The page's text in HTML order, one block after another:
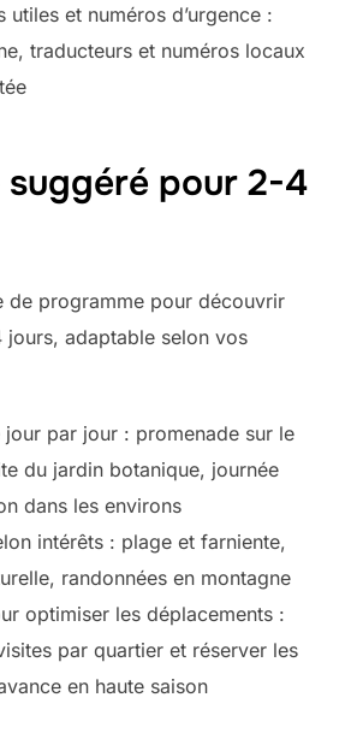
utiles et numéros d’urgence :
traducteurs et numéros locaux
suggéré pour 2-4
de programme pour découvrir
jours, adaptable selon vos
jour par jour : promenade sur le
du jardin botanique, journée
dans les environs
intérêts : plage et farniente,
randonnées en montagne
optimiser les déplacements :
par quartier et réserver les
en haute saison